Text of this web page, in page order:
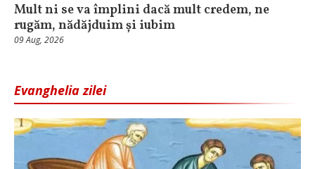
Mult ni se va împlini dacă mult credem, ne
rugăm, nădăjduim și iubim
09 Aug, 2026
Evanghelia zilei